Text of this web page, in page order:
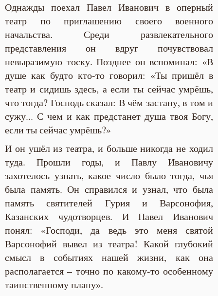
Однажды поехал Павел Иванович в оперный
театр по приглашению своего военного
начальства. Среди развлекательного
представления он вдруг почувствовал
невыразимую тоску. Позднее он вспоминал: «В
душе как будто кто-то говорил: «Ты пришёл в
театр и сидишь здесь, а если ты сейчас умрёшь,
что тогда? Господь сказал: В чём застану, в том и
сужу... С чем и как предстанет душа твоя Богу,
если ты сейчас умрёшь?»
И он ушёл из театра, и больше никогда не ходил
туда. Прошли годы, и Павлу Ивановичу
захотелось узнать, какое число было тогда, чья
была память. Он справился и узнал, что была
память святителей Гурия и Варсонофия,
Казанских чудотворцев. И Павел Иванович
понял: «Господи, да ведь это меня святой
Варсонофий вывел из театра! Какой глубокий
смысл в событиях нашей жизни, как она
располагается – точно по какому-то особенному
таинственному плану».